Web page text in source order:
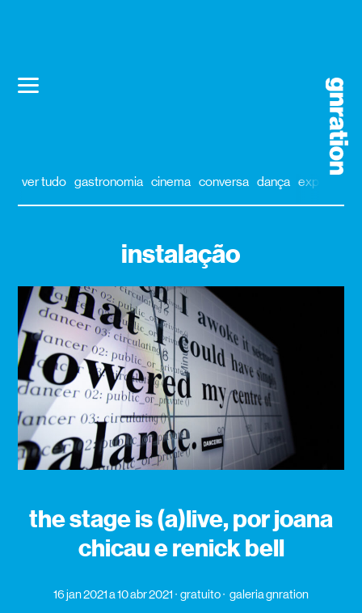
ver tudo gastronomia cinema conversa dança exposição
instalação
the stage is (a)live, por joana
chicau e renick bell
16 jan 2021a 10 abr 2021 gratuito galeria gnration